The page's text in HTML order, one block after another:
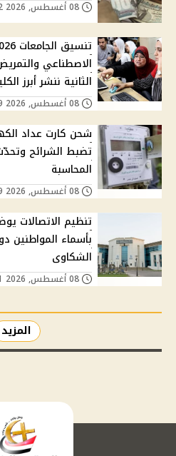
الاصطناعي
الثانية ننشر أبرز
شحن كارت عداد
تضبط الشرائح
المحاسبة
تنظيم الاتصالات
بأسماء
الشكاوى
المزيد